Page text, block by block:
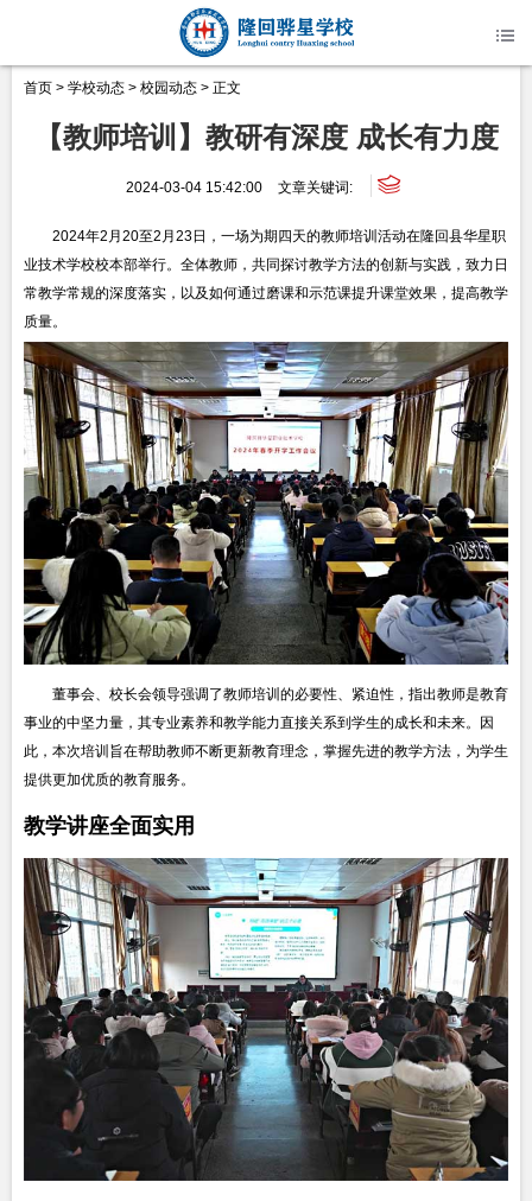
首页 > 学校动态 > 校园动态 > 正文
【教师培训】教研有深度 成长有力度
2024-03-04 15:42:00 文章关键词:
2024年2月20至2月23日，一场为期四天的教师培训活动在隆回县华星职
业技术学校校本部举行。全体教师，共同探讨教学方法的创新与实践，致力日
常教学常规的深度落实，以及如何通过磨课和示范课提升课堂效果，提高教学
质量。
董事会、校长会领导强调了教师培训的必要性、紧迫性，指出教师是教育
事业的中坚力量，其专业素养和教学能力直接关系到学生的成长和未来。因
此，本次培训旨在帮助教师不断更新教育理念，掌握先进的教学方法，为学生
提供更加优质的教育服务。
教学讲座全面实用